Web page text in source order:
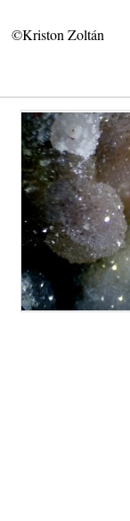
©Kriston Zoltán